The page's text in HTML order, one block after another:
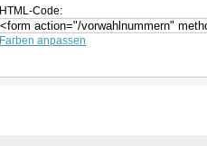
HTML-Code:
Farben anpassen